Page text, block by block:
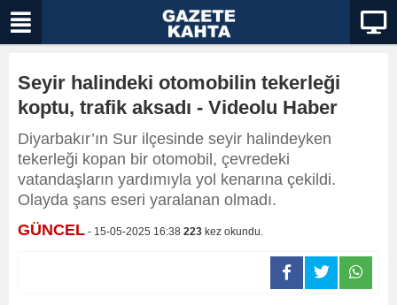
Seyir halindeki otomobilin tekerleği
koptu, trafik aksadı - Videolu Haber
Diyarbakır’ın Sur ilçesinde seyir halindeyken
tekerleği kopan bir otomobil, çevredeki
vatandaşların yardımıyla yol kenarına çekildi.
Olayda şans eseri yaralanan olmadı.
GÜNCEL - 15-05-2025 16:38 223 kez okundu.